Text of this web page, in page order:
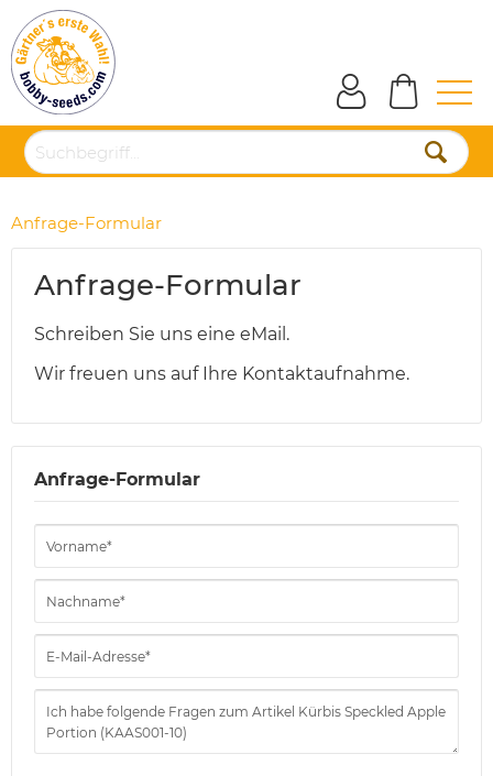
Anfrage-Formular
Anfrage-Formular
Schreiben Sie uns eine eMail.
Wir freuen uns auf Ihre Kontaktaufnahme.
Anfrage-Formular